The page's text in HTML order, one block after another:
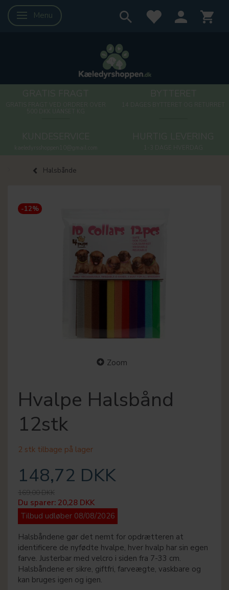
Skifte navigation
Menu
Halsbånde
-12%
Zoom
Hvalpe Halsbånd
12stk
2 stk tilbage på lager
148,72 DKK
169,00 DKK
Du sparer: 20,28 DKK
Tilbud udløber 08/08/2026
Halsbåndene gør det nemt for opdrætteren at
identificere de nyfødte hvalpe, hver hvalp har sin egen
farve. Justerbar med velcro i siden fra 7-33 cm.
Halsbåndene er sikre, giftfri, farveægte, vaskbare og
kan bruges igen og igen.